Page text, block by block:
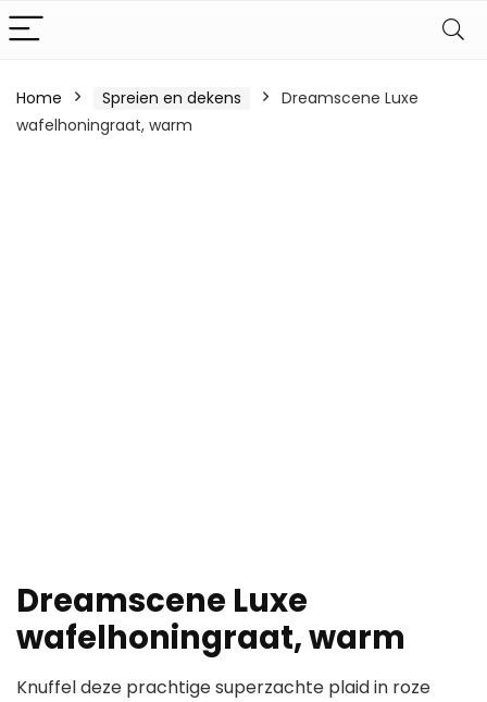
Home Spreien en dekens
Dreamscene Luxe
wafelhoningraat, warm
Dreamscene Luxe
wafelhoningraat, warm
Knuffel deze prachtige superzachte plaid in roze